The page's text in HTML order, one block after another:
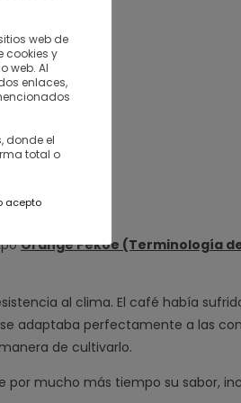
Orange Pekoe (Terminología
al clima. El café había
adaptaba perfectamente a las
de cultivarlo.
mucho más tiempo su sabor,
web de
cookies y
web. Al
enlaces,
donde el
total o
acepto